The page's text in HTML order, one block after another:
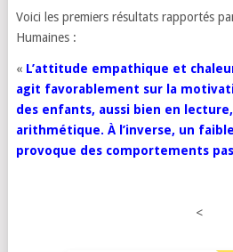
Voici les premiers résultats rapportés
Humaines :
« L’attitude empathique et
agit favorablement sur la
des enfants, aussi bien en
arithmétique. À l’inverse, un
provoque des comportements
<